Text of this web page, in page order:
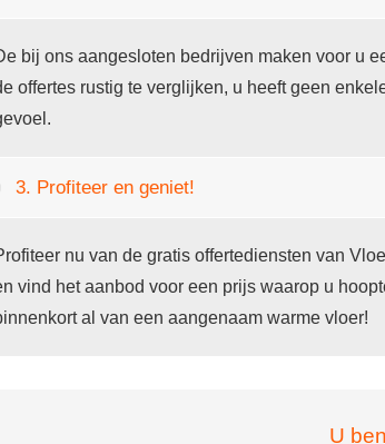
bij ons aangesloten bedrijven maken voor u
offertes rustig te verglijken, u heeft geen
3. Profiteer en geniet!
nu van de gratis offertediensten van
vind het aanbod voor een prijs waarop u
al van een aangenaam warme vloer!
U